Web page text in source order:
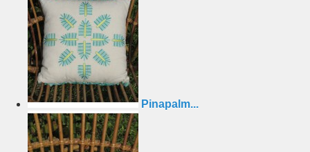
Pinapalm...